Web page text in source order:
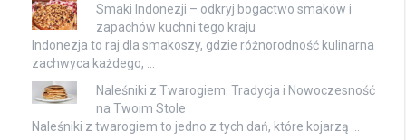
Smaki Indonezji – odkryj bogactwo smaków i
zapachów kuchni tego kraju
Indonezja to raj dla smakoszy, gdzie różnorodność kulinarna
zachwyca każdego, …
Naleśniki z Twarogiem: Tradycja i Nowoczesność
na Twoim Stole
Naleśniki z twarogiem to jedno z tych dań, które kojarzą …